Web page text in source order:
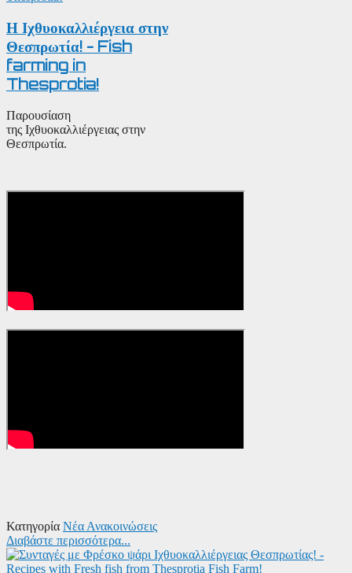
Η Ιχθυοκαλλιέργεια στην
Θεσπρωτία! - Fish
farming in
Thesprotia!
Παρουσίαση
της Ιχθυοκαλλιέργειας στην
Θεσπρωτία.
Κατηγορία Νέα Ανακοινώσεις
Διαβάστε περισσότερα...